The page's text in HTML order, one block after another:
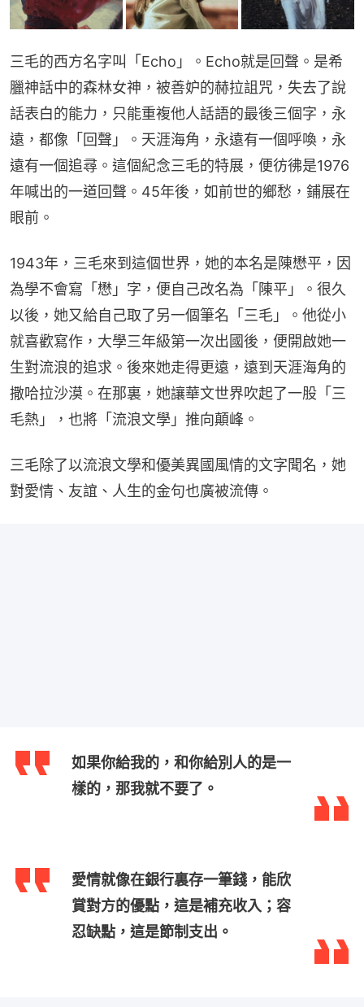
三毛的西方名字叫「Echo」。Echo就是回聲。是希
臘神話中的森林女神，被善妒的赫拉詛咒，失去了說
話表白的能力，只能重複他人話語的最後三個字，永
遠，都像「回聲」。天涯海角，永遠有一個呼喚，永
遠有一個追尋。這個紀念三毛的特展，便彷彿是1976
年喊出的一道回聲。45年後，如前世的鄉愁，鋪展在
眼前。
1943年，三毛來到這個世界，她的本名是陳懋平，因
為學不會寫「懋」字，便自己改名為「陳平」。很久
以後，她又給自己取了另一個筆名「三毛」。他從小
就喜歡寫作，大學三年級第一次出國後，便開啟她一
生對流浪的追求。後來她走得更遠，遠到天涯海角的
撒哈拉沙漠。在那裏，她讓華文世界吹起了一股「三
毛熱」，也將「流浪文學」推向顛峰。
三毛除了以流浪文學和優美異國風情的文字聞名，她
對愛情、友誼、人生的金句也廣被流傳。
如果你給我的，和你給別人的是一
樣的，那我就不要了。
愛情就像在銀行裏存一筆錢，能欣
賞對方的優點，這是補充收入；容
忍缺點，這是節制支出。